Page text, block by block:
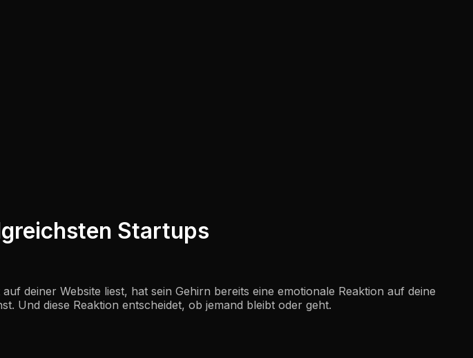
Startups
deiner Website liest, hat sein Gehirn bereits eine emotionale Reaktion auf deine
Und diese Reaktion entscheidet, ob jemand bleibt oder geht.